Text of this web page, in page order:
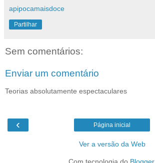
apipocamaisdoce
Partilhar
Sem comentários:
Enviar um comentário
Teorias absolutamente espectaculares
‹ Página inicial
Ver a versão da Web
Com tecnologia do Blogger.